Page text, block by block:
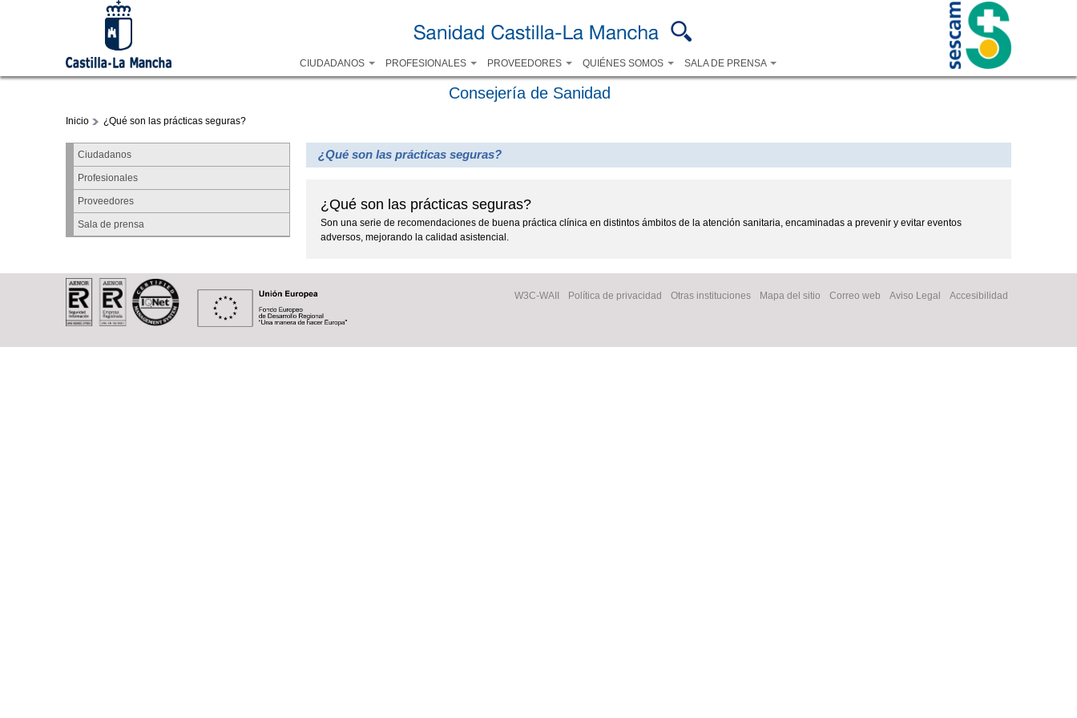
principal
CIUDADANOS PROFESIONALES PROVEEDORES QUIÉNES SOMOS SALA DE PRENSA
Consejería de Sanidad
Inicio ¿Qué son las prácticas seguras?
Ciudadanos
Profesionales
Proveedores
Sala de prensa
¿Qué son las prácticas seguras?
¿Qué son las prácticas seguras?
Son una serie de recomendaciones de buena práctica clínica en distintos ámbitos de la atención sanitaria, encaminadas a prevenir y evitar eventos
adversos, mejorando la calidad asistencial.
W3C-WAII Política de privacidad Otras instituciones Mapa del sitio Correo web Aviso Legal Accesibilidad